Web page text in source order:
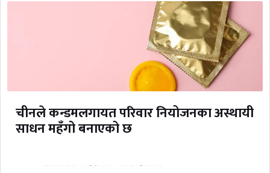
चीनले कन्डमलगायत परिवार नियोजनका अस्थायी
साधन महँगो बनाएको छ